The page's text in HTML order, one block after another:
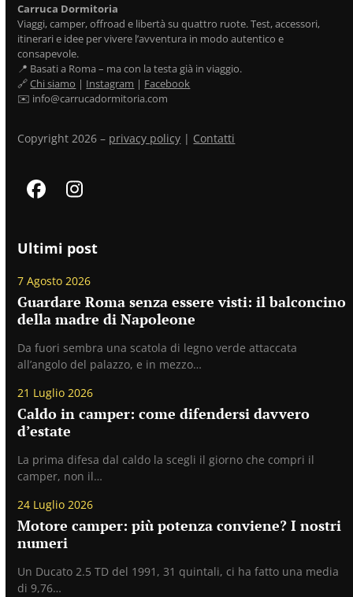
Carruca Dormitoria
Viaggi, camper, offroad e libertà su quattro ruote. Test, accessori,
itinerari e idee per vivere l’avventura in modo autentico e
consapevole.
📍 Basati a Roma – ma con la testa già in viaggio.
🔗Chi siamo | Instagram | Facebook
✉️ info@carrucadormitoria.com
Copyright 2026 – privacy policy | Contatti
FacebookInstagram
Ultimi post
7 Agosto 2026
Guardare Roma senza essere visti: il balconcino
della madre di Napoleone
Da fuori sembra una scatola di legno verde attaccata
all’angolo del palazzo, e in mezzo…
21 Luglio 2026
Caldo in camper: come difendersi davvero
d’estate
La prima difesa dal caldo la scegli il giorno che compri il
camper, non il…
24 Luglio 2026
Motore camper: più potenza conviene? I nostri
numeri
Un Ducato 2.5 TD del 1991, 31 quintali, ci ha fatto una media
di 9,76…